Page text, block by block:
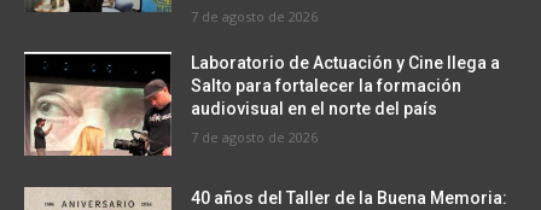
7 de agosto de 2026
Laboratorio de Actuación y Cine llega a
Salto para fortalecer la formación
audiovisual en el norte del país
7 de agosto de 2026
40 años del Taller de la Buena Memoria: